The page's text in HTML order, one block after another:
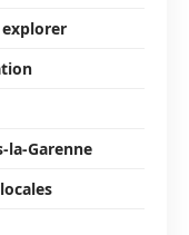
la-Garenne